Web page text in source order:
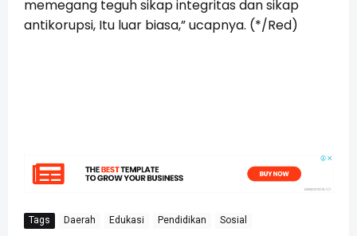
memegang teguh sikap integritas dan sikap
antikorupsi, Itu luar biasa,” ucapnya. (*/Red)
Tags Daerah Edukasi Pendidikan Sosial